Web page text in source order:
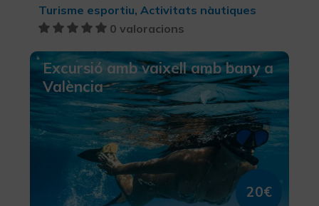
Turisme esportiu, Activitats nàutiques
0 valoracions
Excursió amb vaixell amb bany a
València
20€